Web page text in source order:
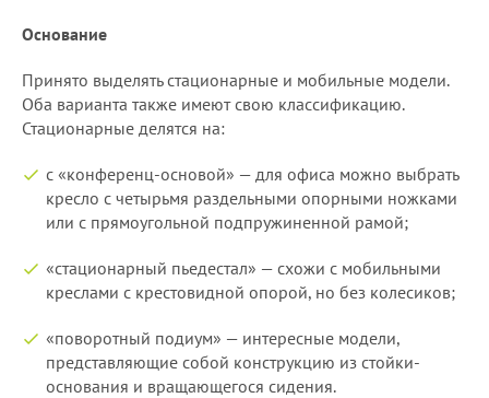
Основание
Принято выделять стационарные и мобильные модели.
Оба варианта также имеют свою классификацию.
Стационарные делятся на:
с «конференц-основой» — для офиса можно выбрать
кресло с четырьмя раздельными опорными ножками
или с прямоугольной подпружиненной рамой;
«стационарный пьедестал» — схожи с мобильными
креслами с крестовидной опорой, но без колесиков;
«поворотный подиум» — интересные модели,
представляющие собой конструкцию из стойки-
основания и вращающегося сидения.